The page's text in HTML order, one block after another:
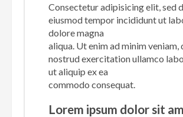
Consectetur adipisicing elit, sed
eiusmod tempor incididunt ut
dolore magna
aliqua. Ut enim ad minim veniam,
nostrud exercitation ullamco
ut aliquip ex ea
commodo consequat.
Lorem ipsum dolor sit